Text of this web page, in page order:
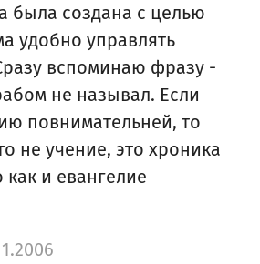
была создана с целью
удобно управлять
вспоминаю фразу -
не называл. Если
повнимательней, то
не учение, это хроника
и евангелие